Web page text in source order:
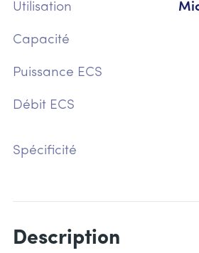
Utilisation
Capacité
Puissance ECS
Débit ECS
Spécificité
Description